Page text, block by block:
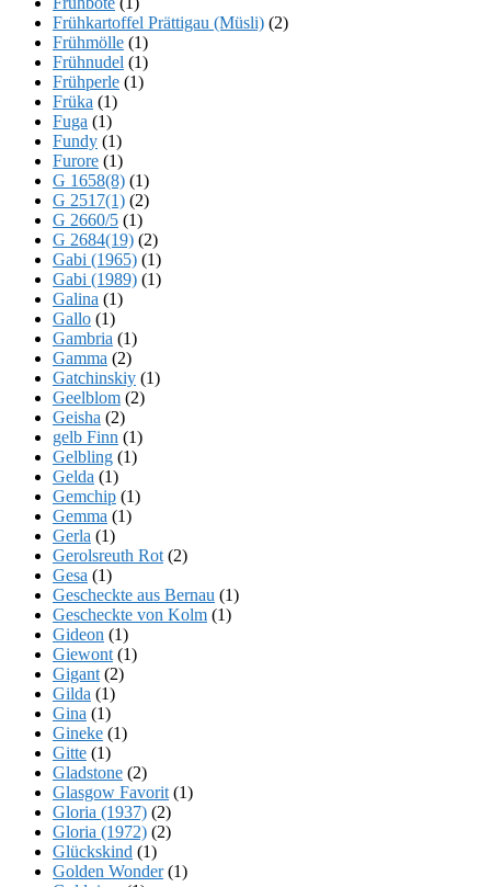
Frühkartoffel Prättigau (Müsli) (2)
Frühmölle (1)
Frühnudel (1)
Frühperle (1)
Früka (1)
Fuga (1)
Fundy (1)
Furore (1)
G 1658(8) (1)
G 2517(1) (2)
G 2660/5 (1)
G 2684(19) (2)
Gabi (1965) (1)
Gabi (1989) (1)
Galina (1)
Gallo (1)
Gambria (1)
Gamma (2)
Gatchinskiy (1)
Geelblom (2)
Geisha (2)
gelb Finn (1)
Gelbling (1)
Gelda (1)
Gemchip (1)
Gemma (1)
Gerla (1)
Gerolsreuth Rot (2)
Gesa (1)
Gescheckte aus Bernau (1)
Gescheckte von Kolm (1)
Gideon (1)
Giewont (1)
Gigant (2)
Gilda (1)
Gina (1)
Gineke (1)
Gitte (1)
Gladstone (2)
Glasgow Favorit (1)
Gloria (1937) (2)
Gloria (1972) (2)
Glückskind (1)
Golden Wonder(1)